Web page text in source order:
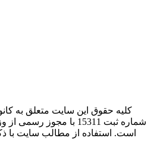
کلیه حقوق این سایت متعلق به
شماره ثبت 15311 با
است. استفاده از مطالب سایت با